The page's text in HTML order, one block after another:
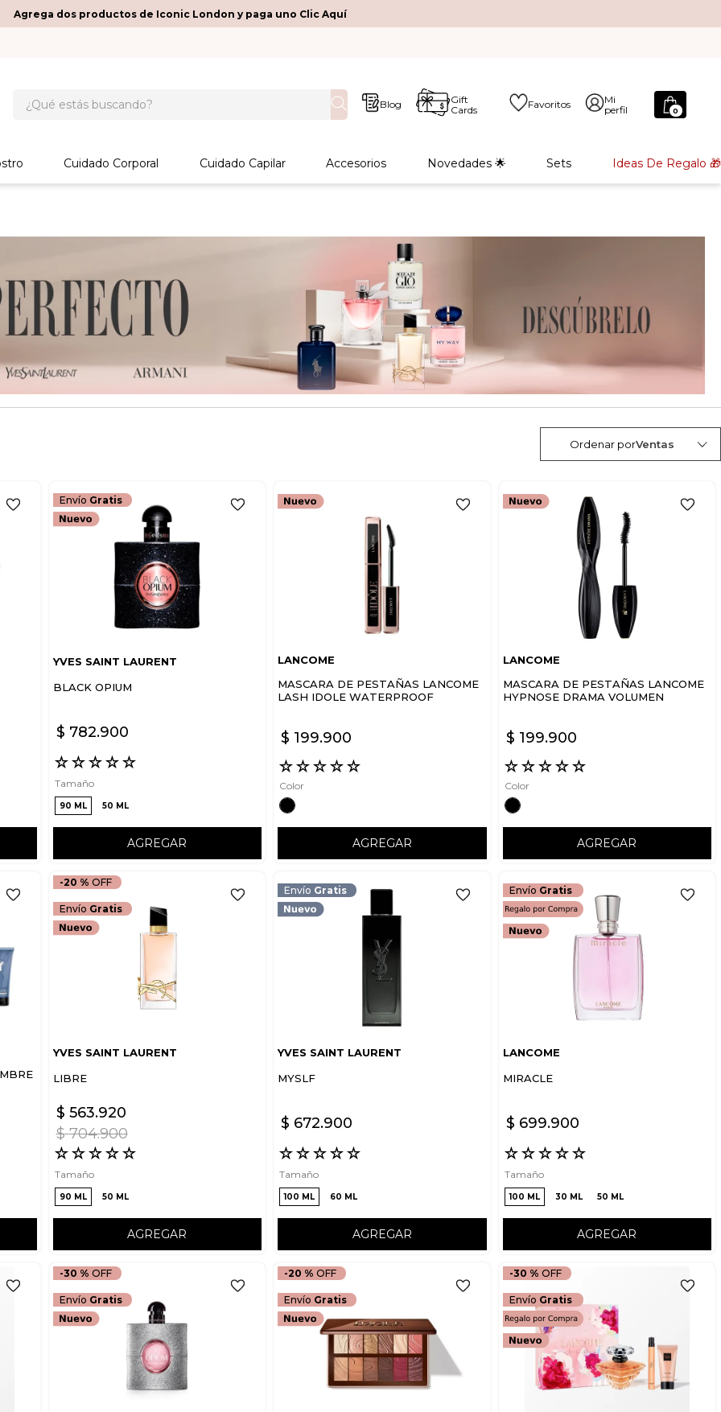
Agrega dos productos de Iconic London y paga uno Clic Aquí
Blog
Gift
Cards
Favoritos
Mi
perfil
0
Cuidado Corporal Cuidado Capilar Accesorios Novedades 🌟 Sets Ideas De Regalo 🎁
Ordenar porVentas
Envío Gratis
YVES SAINT LAURENT
BLACK OPIUM
$ 782.900
☆☆☆☆☆
Tamaño
90 ML 50 ML
AGREGAR
LANCOME
MASCARA DE PESTAÑAS LANCOME
LASH IDOLE WATERPROOF
$ 199.900
☆☆☆☆☆
Color
AGREGAR
LANCOME
MASCARA DE PESTAÑAS LANCOME
HYPNOSE DRAMA VOLUMEN
$ 199.900
☆☆☆☆☆
Color
AGREGAR
Envío Gratis
-20 %
YVES SAINT LAURENT
LIBRE
$ 704.900
$ 563.920
☆☆☆☆☆
Tamaño
90 ML 50 ML
AGREGAR
Envío Gratis
YVES SAINT LAURENT
MYSLF
$ 672.900
☆☆☆☆☆
Tamaño
100 ML 60 ML
AGREGAR
Envío Gratis
LANCOME
MIRACLE
$ 699.900
☆☆☆☆☆
Tamaño
100 ML 30 ML 50 ML
AGREGAR
Envío Gratis
-30 %
Envío Gratis
-20 %
Envío Gratis
-30 %